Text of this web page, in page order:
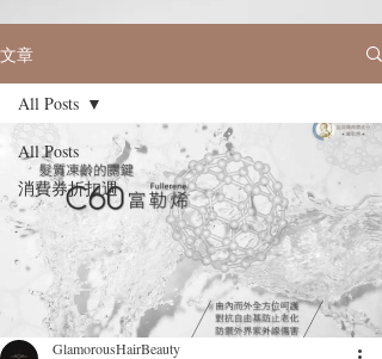
文章
All Posts
消費券折扣週
All Posts
GlamorousHairBeauty